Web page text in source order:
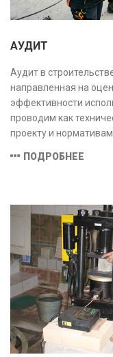
АУДИТ
Аудит в
направленная на
эффективности
проводим как
проекту и
безопасность и
ПОДРОБНЕЕ